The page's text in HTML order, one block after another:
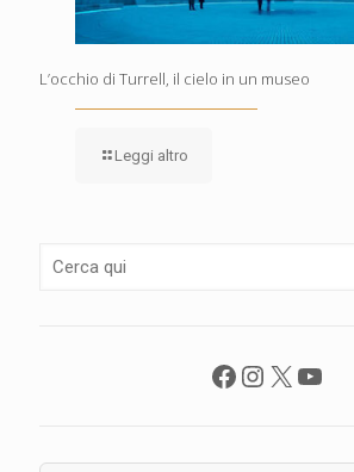
L’occhio di Turrell, il cielo in un museo
Leggi altro
Facebook
Instagram
X